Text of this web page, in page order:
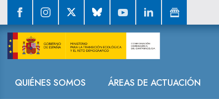
Navegación
QUIÉNES SOMOS ÁREAS DE ACTUACIÓN
Sala de prensa